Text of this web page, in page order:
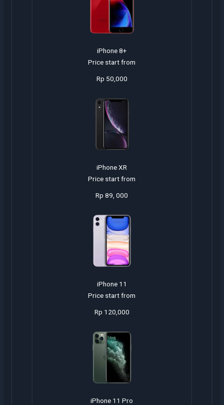
iPhone 8+
Price start from
Rp 50,000
iPhone XR
Price start from
Rp 89, 000
iPhone 11
Price start from
Rp 120,000
iPhone 11 Pro